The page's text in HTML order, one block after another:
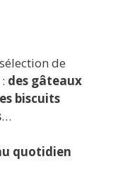
de
: des gâteaux
biscuits
…
quotidien